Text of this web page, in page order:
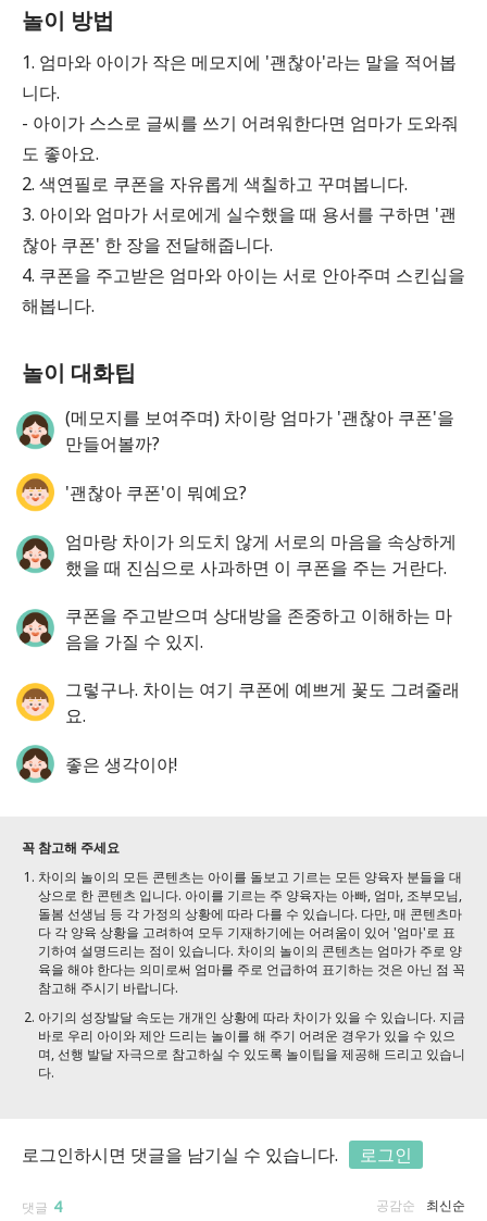
놀이 방법
1. 엄마와 아이가 작은 메모지에 '괜찮아'라는 말을 적어봅
니다.
- 아이가 스스로 글씨를 쓰기 어려워한다면 엄마가 도와줘
도 좋아요.
2. 색연필로 쿠폰을 자유롭게 색칠하고 꾸며봅니다.
3. 아이와 엄마가 서로에게 실수했을 때 용서를 구하면 '괜
찮아 쿠폰' 한 장을 전달해줍니다.
4. 쿠폰을 주고받은 엄마와 아이는 서로 안아주며 스킨십을
해봅니다.
놀이 대화팁
(메모지를 보여주며) 차이랑 엄마가 '괜찮아 쿠폰'을
만들어볼까?
'괜찮아 쿠폰'이 뭐예요?
엄마랑 차이가 의도치 않게 서로의 마음을 속상하게
했을 때 진심으로 사과하면 이 쿠폰을 주는 거란다.
쿠폰을 주고받으며 상대방을 존중하고 이해하는 마
음을 가질 수 있지.
그렇구나. 차이는 여기 쿠폰에 예쁘게 꽃도 그려줄래
요.
좋은 생각이야!
꼭 참고해 주세요
차이의 놀이의 모든 콘텐츠는 아이를 돌보고 기르는 모든 양육자 분들을 대
상으로 한 콘텐츠 입니다. 아이를 기르는 주 양육자는 아빠, 엄마, 조부모님,
돌봄 선생님 등 각 가정의 상황에 따라 다를 수 있습니다. 다만, 매 콘텐츠마
다 각 양육 상황을 고려하여 모두 기재하기에는 어려움이 있어 '엄마'로 표
기하여 설명드리는 점이 있습니다. 차이의 놀이의 콘텐츠는 엄마가 주로 양
육을 해야 한다는 의미로써 엄마를 주로 언급하여 표기하는 것은 아닌 점 꼭
참고해 주시기 바랍니다.
아기의 성장발달 속도는 개개인 상황에 따라 차이가 있을 수 있습니다. 지금
바로 우리 아이와 제안 드리는 놀이를 해 주기 어려운 경우가 있을 수 있으
며, 선행 발달 자극으로 참고하실 수 있도록 놀이팁을 제공해 드리고 있습니
다.
로그인하시면 댓글을 남기실 수 있습니다. 로그인
댓글 4 공감순 최신순